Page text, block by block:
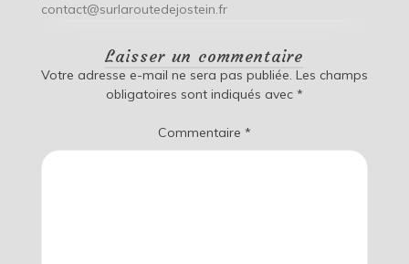
contact@surlaroutedejostein.fr
Laisser un commentaire
Votre adresse e-mail ne sera pas publiée. Les champs
obligatoires sont indiqués avec *
Commentaire *